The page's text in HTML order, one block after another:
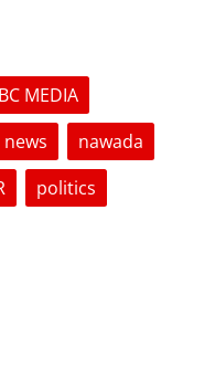
MEDIA
nawada
politics